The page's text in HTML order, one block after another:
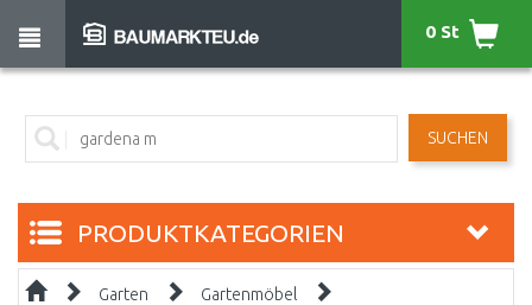
SUCHEN
0 St
PRODUKTKATEGORIEN
Garten
Gartenmöbel